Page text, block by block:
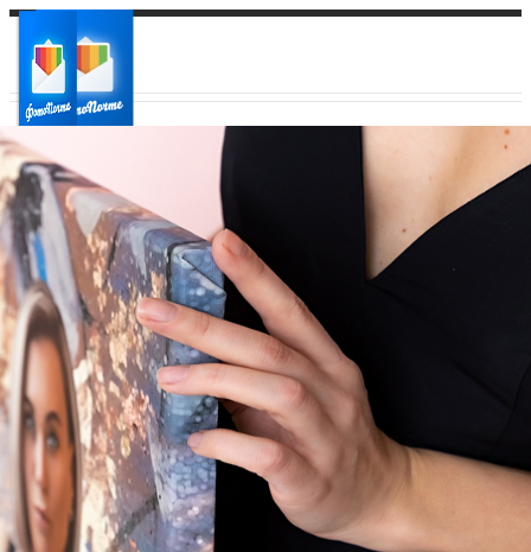
Ваш город:
Ваш регион доставки
Выберите из списка: